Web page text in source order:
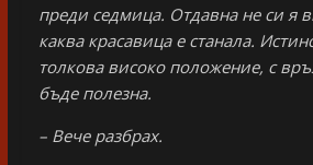
преди седмица. Отдавна не си я
каква красавица е станала.
толкова високо положение, с
бъде полезна.
– Вече разбрах.